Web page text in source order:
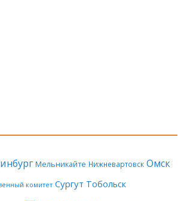
Мельникайте Нижневартовск Омск
комитет Сургут Тобольск